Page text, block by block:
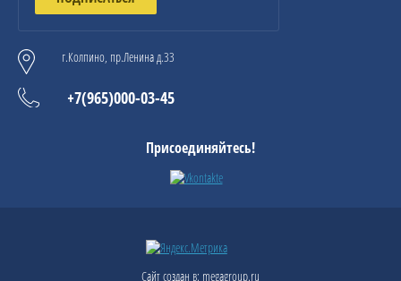
г.Колпино, пр.Ленина д.33
+7(965)000-03-45
Присоединяйтесь!
Сайт создан в: megagroup.ru